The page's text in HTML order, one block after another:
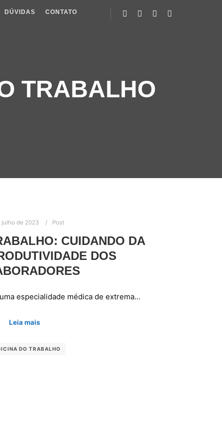
DÚVIDAS CONTATO
TRABALHO
julho de 2023 Post
CUIDANDO DA
DOS
especialidade médica de extrema…
Leia mais
DO TRABALHO